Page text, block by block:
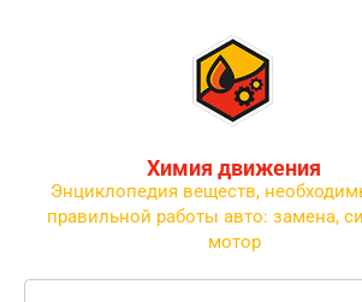
Химия движения
Энциклопедия веществ,
правильной работы авто: замена,
мотор
Поиск: